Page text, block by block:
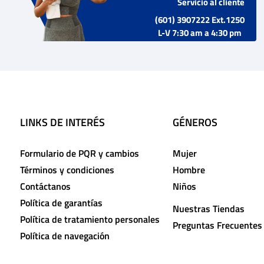
(601) 3907222 Ext.1250
L-V 7:30 am a 4:30 pm
LINKS DE INTERÉS
Formulario de PQR y cambios
Términos y condiciones
Contáctanos
Política de garantías
Política de tratamiento personales
Política de navegación
GÉNEROS
Mujer
Hombre
Niños
Nuestras Tiendas
Preguntas Frecuentes